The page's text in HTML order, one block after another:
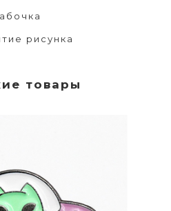
рисунка
товары